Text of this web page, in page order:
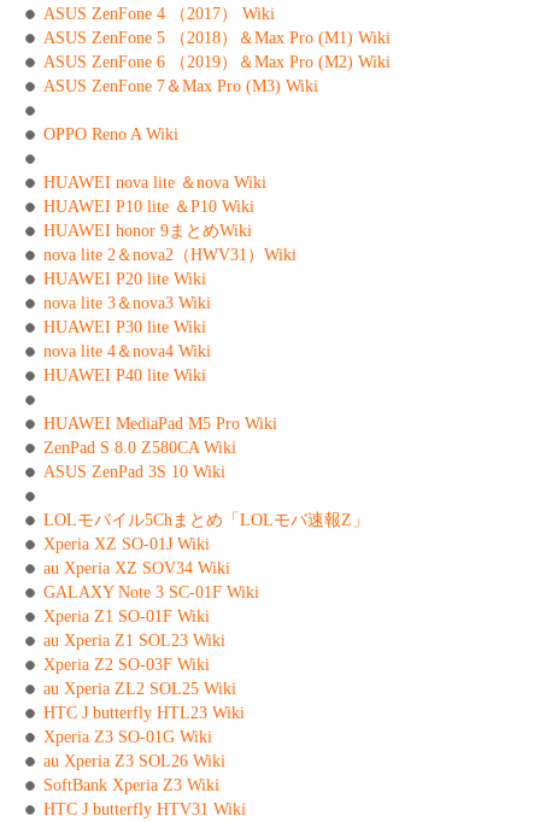
ASUS ZenFone 4 （2017） Wiki
ASUS ZenFone 5 （2018）＆Max Pro (M1) Wiki
ASUS ZenFone 6 （2019）＆Max Pro (M2) Wiki
ASUS ZenFone 7＆Max Pro (M3) Wiki
OPPO Reno A Wiki
HUAWEI nova lite ＆nova Wiki
HUAWEI P10 lite ＆P10 Wiki
HUAWEI honor 9まとめWiki
nova lite 2＆nova2（HWV31）Wiki
HUAWEI P20 lite Wiki
nova lite 3＆nova3 Wiki
HUAWEI P30 lite Wiki
nova lite 4＆nova4 Wiki
HUAWEI P40 lite Wiki
HUAWEI MediaPad M5 Pro Wiki
ZenPad S 8.0 Z580CA Wiki
ASUS ZenPad 3S 10 Wiki
LOLモバイル5Chまとめ「LOLモバ速報Z」
Xperia XZ SO-01J Wiki
au Xperia XZ SOV34 Wiki
GALAXY Note 3 SC-01F Wiki
Xperia Z1 SO-01F Wiki
au Xperia Z1 SOL23 Wiki
Xperia Z2 SO-03F Wiki
au Xperia ZL2 SOL25 Wiki
HTC J butterfly HTL23 Wiki
Xperia Z3 SO-01G Wiki
au Xperia Z3 SOL26 Wiki
SoftBank Xperia Z3 Wiki
HTC J butterfly HTV31 Wiki